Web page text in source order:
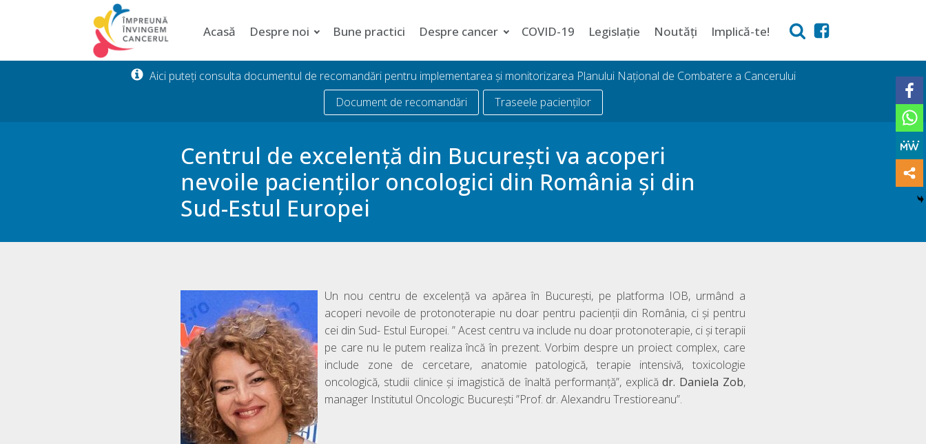
Acasă Despre noi Bune practici Despre cancer COVID-19 Legislație Noutăți Implică-te!
Aici puteți consulta documentul de recomandări pentru implementarea și monitorizarea Planului Național de Combatere a Cancerului
Document de recomandări
Traseele pacienților
Centrul de excelență din București va acoperi
nevoile pacienților oncologici din România și din
Sud-Estul Europei
Un nou centru de excelență va apărea în București, pe platforma IOB, urmând a
acoperi nevoile de protonoterapie nu doar pentru pacienții din România, ci și pentru
cei din Sud- Estul Europei. ” Acest centru va include nu doar protonoterapie, ci și terapii
pe care nu le putem realiza încă în prezent. Vorbim despre un proiect complex, care
include zone de cercetare, anatomie patologică, terapie intensivă, toxicologie
oncologică, studii clinice și imagistică de înaltă performanță”, explicădr. Daniela Zob,
manager Institutul Oncologic București ”Prof. dr. Alexandru Trestioreanu”.